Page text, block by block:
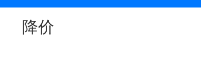
降价